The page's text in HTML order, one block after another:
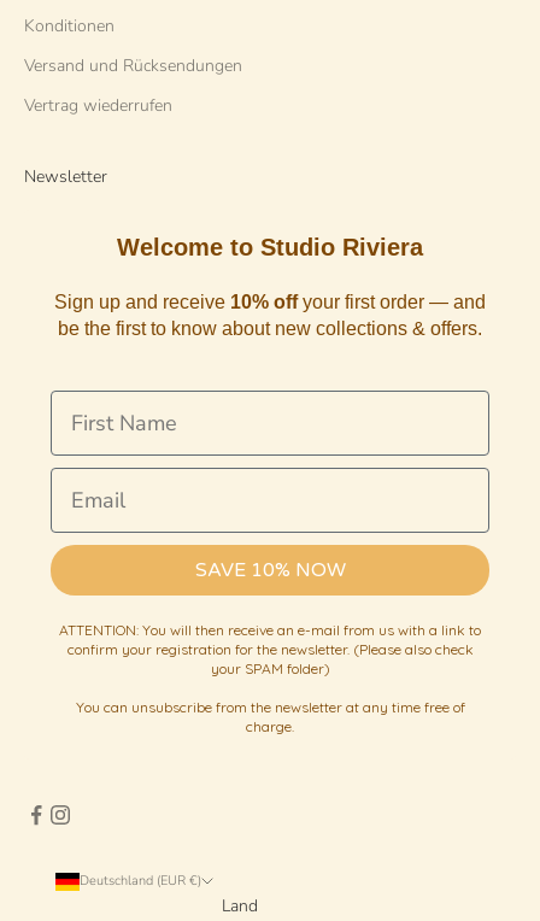
Konditionen
Versand und Rücksendungen
Vertrag wiederrufen
Newsletter
Welcome to Studio Riviera
Sign up and receive 10% offyour first order — and
be the first to know about new collections & offers.
First Name
Email
SAVE 10% NOW
ATTENTION: You will then receive an e-mail from us with a link to
confirm your registration for the newsletter. (Please also check
your SPAM folder)
You can unsubscribe from the newsletter at any time free of
charge.
Deutschland (EUR €)
Land